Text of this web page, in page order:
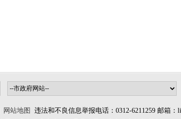
网站地图
违法和不良信息举报电话：0312-6211259 邮箱：